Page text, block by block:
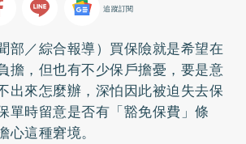
追蹤訂閱
部／綜合報導）買保險就是希望在
擔，但也有不少保戶擔憂，要是意
出來怎麼辦，深怕因此被迫失去保
單時留意是否有「豁免保費」條
這種窘境。